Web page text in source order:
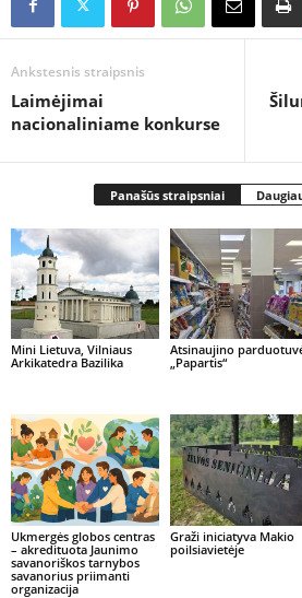
Ankstesnis straipsnis
Laimėjimai
nacionaliniame konkurse
Panašūs straipsniai
Mini Lietuva, Vilniaus
Arkikatedra Bazilika
Atsinaujino
„Papartis“
Ukmergės globos centras
– akredituota Jaunimo
savanoriškos tarnybos
savanorius priimanti
organizacija
Graži iniciatyva Makio
poilsiavietėje